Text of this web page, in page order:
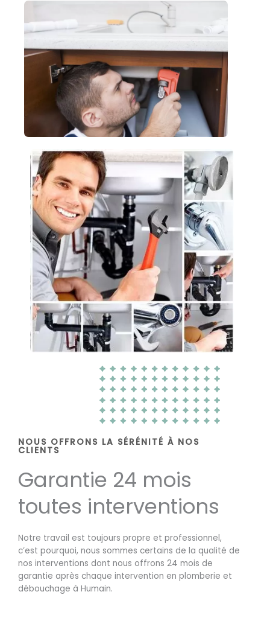
NOUS OFFRONS LA SÉRÉNITÉ À NOS
CLIENTS
Garantie 24 mois
toutes interventions
Notre travail est toujours propre et professionnel,
c’est pourquoi, nous sommes certains de la qualité de
nos interventions dont nous offrons 24 mois de
garantie après chaque intervention en plomberie et
débouchage à Humain.